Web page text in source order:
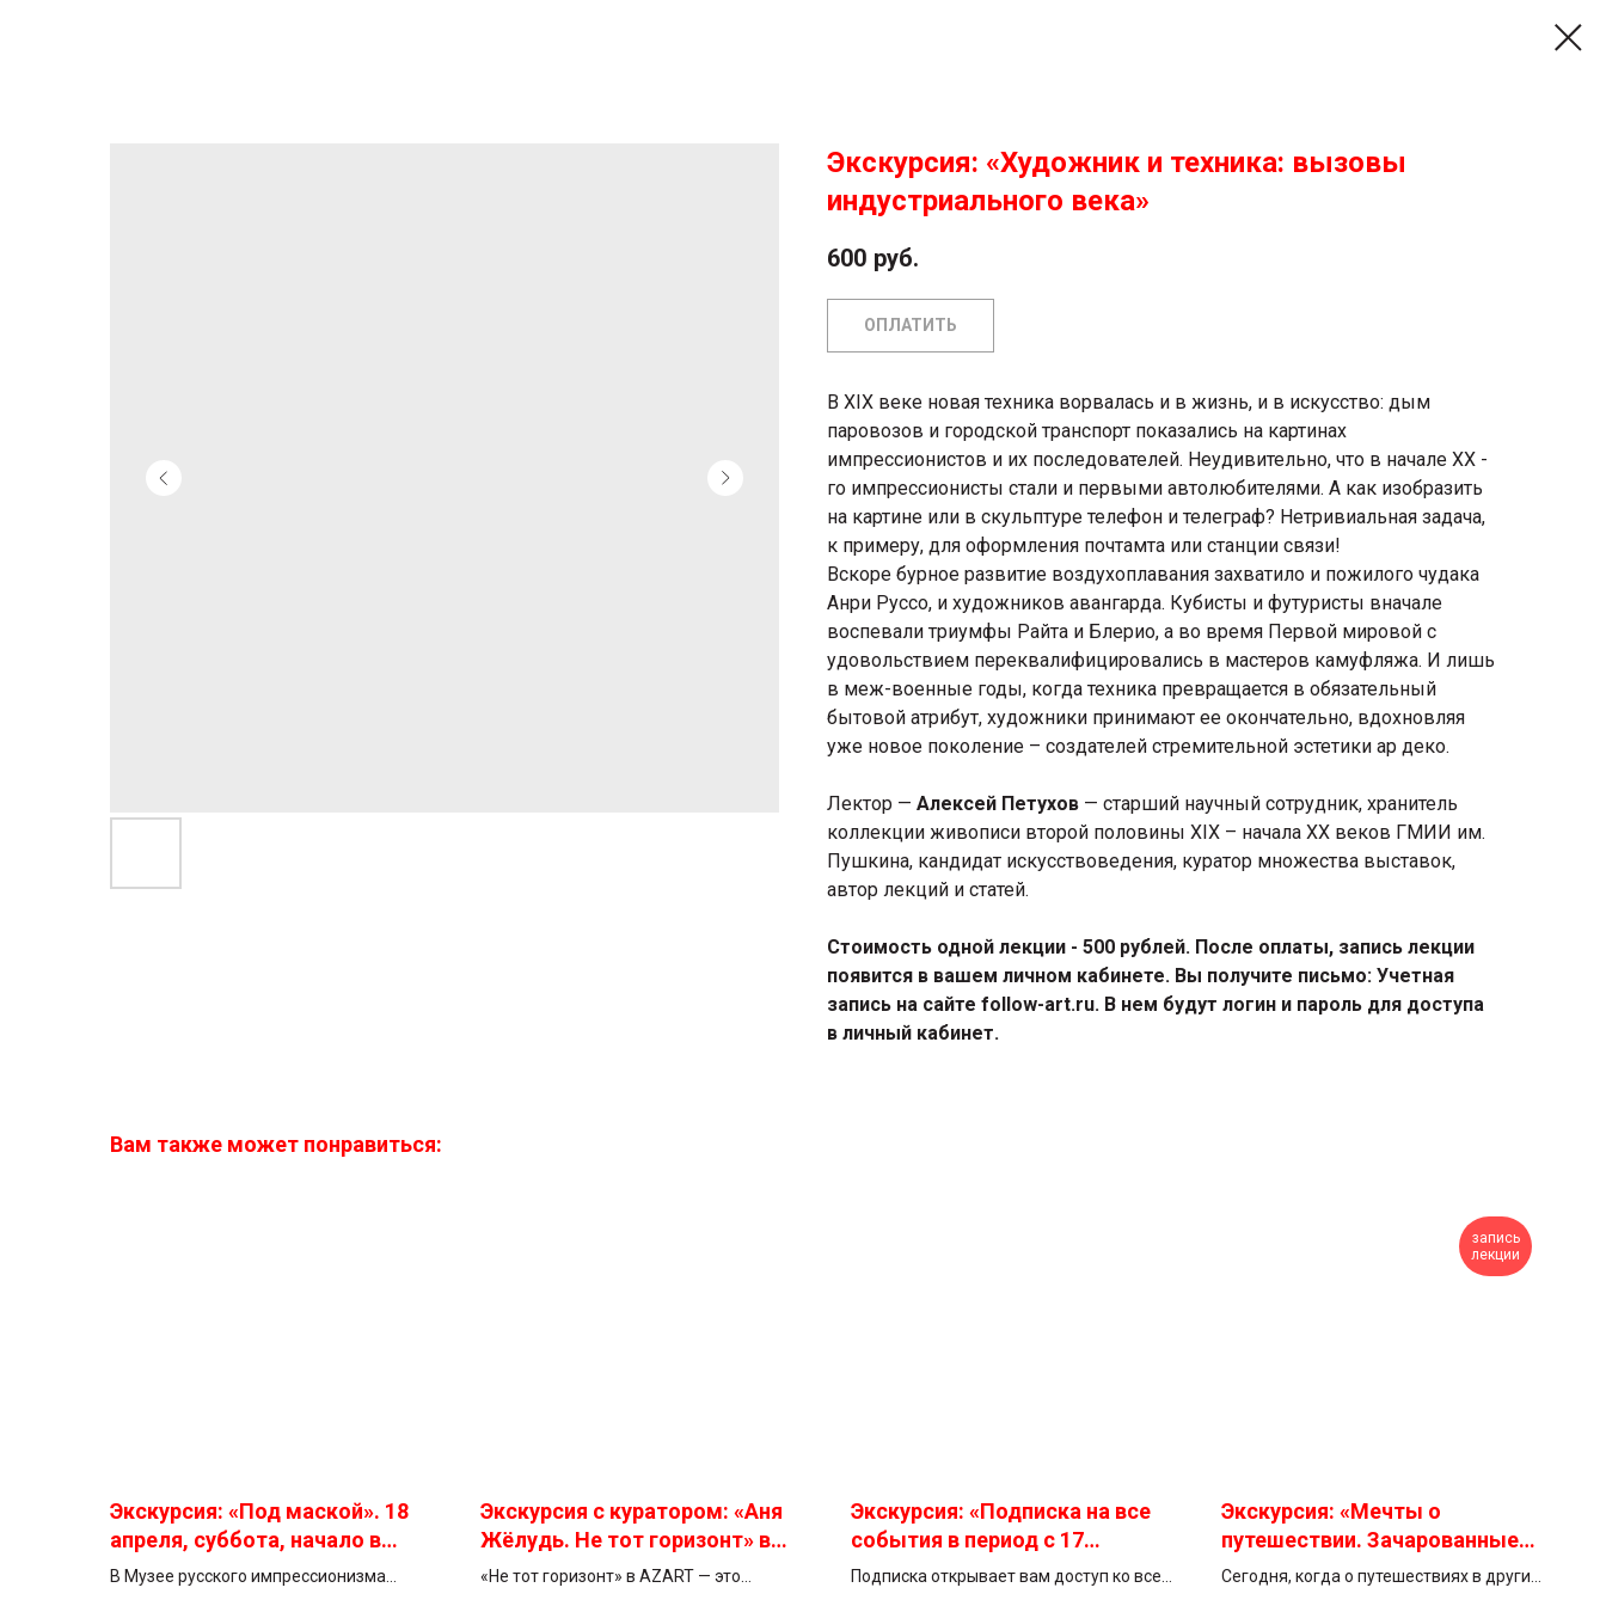
Экскурсия: «Художник и техника: вызовы
индустриального века»
600 руб.
ОПЛАТИТЬ
В XIX веке новая техника ворвалась и в жизнь, и в искусство: дым
паровозов и городской транспорт показались на картинах
импрессионистов и их последователей. Неудивительно, что в начале ХХ -
го импрессионисты стали и первыми автолюбителями. А как изобразить
на картине или в скульптуре телефон и телеграф? Нетривиальная задача,
к примеру, для оформления почтамта или станции связи!
Вскоре бурное развитие воздухоплавания захватило и пожилого чудака
Анри Руссо, и художников авангарда. Кубисты и футуристы вначале
воспевали триумфы Райта и Блерио, а во время Первой мировой с
удовольствием переквалифицировались в мастеров камуфляжа. И лишь
в меж-военные годы, когда техника превращается в обязательный
бытовой атрибут, художники принимают ее окончательно, вдохновляя
уже новое поколение – создателей стремительной эстетики ар деко.
Лектор — Алексей Петухов — старший научный сотрудник, хранитель
коллекции живописи второй половины XIX – начала XX веков ГМИИ им.
Пушкина, кандидат искусствоведения, куратор множества выставок,
автор лекций и статей.
Стоимость одной лекции - 500 рублей. После оплаты, запись лекции
появится в вашем личном кабинете. Вы получите письмо: Учетная
запись на сайте follow-art.ru. В нем будут логин и пароль для доступа
в личный кабинет.
Вам также может понравиться:
Экскурсия: «Под маской». 18
апреля, суббота, начало в
11:15.
В Музее русского импрессионизма
Экскурсия с куратором: «Аня
Жёлудь. Не тот горизонт» в
Центре современного
«Не тот горизонт» в AZART — это
Экскурсия: «Подписка на все
события в период с 17
сентября по 16 октября»
Подписка открывает вам доступ ко всем
запись
лекции
Экскурсия: «Мечты о
путешествии. Зачарованные
острова, идеальные города и
Сегодня, когда о путешествиях в другие